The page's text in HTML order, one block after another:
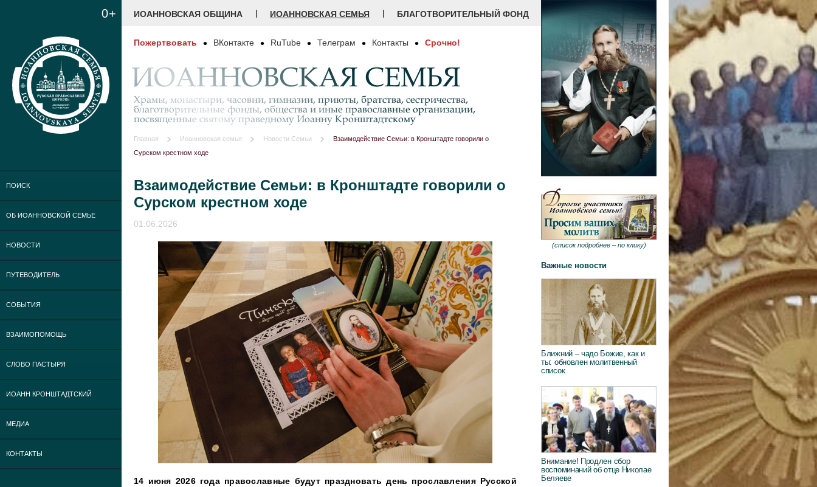
0+
ПОИСК
ОБ ИОАННОВСКОЙ СЕМЬЕ
НОВОСТИ
ПУТЕВОДИТЕЛЬ
СОБЫТИЯ
ВЗАИМОПОМОЩЬ
СЛОВО ПАСТЫРЯ
ИОАНН КРОНШТАДТСКИЙ
МЕДИА
КОНТАКТЫ
ИОАННОВСКАЯ ОБЩИНА | ИОАННОВСКАЯ СЕМЬЯ | БЛАГОТВОРИТЕЛЬНЫЙ ФОНД
Пожертвовать ВКонтакте RuTube Телеграм Контакты Срочно!
ИОАННОВСКАЯ СЕМЬЯ
Храмы, монастыри, часовни, гимназии, приюты, братства, сестричества,
благотворительные фонды, общества и иные православные организации,
посвященные святому праведному Иоанну Кронштадтскому
Главная Иоанновская семья Новости Семьи
Взаимодействие Семьи: в Кронштадте говорили о
Сурском крестном ходе
Взаимодействие Семьи: в Кронштадте говорили о
Сурском крестном ходе
01.06.2026
14 июня 2026 года православные будут праздновать день прославления Русской
(список подробнее – по клику)
Важные новости
Ближний – чадо Божие, как и
ты: обновлен молитвенный
список
Внимание! Продлен сбор
воспоминаний об отце Николае
Беляеве